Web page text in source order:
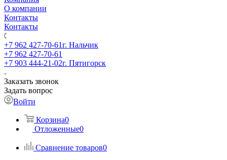
О компании
Контакты
Контакты
+7 962 427-70-61г. Нальчик
+7 962 427-70-61
+7 903 444-21-02г. Пятигорск
Заказать звонок
Задать вопрос
Войти
Корзина0
Отложенные0
Сравнение товаров0